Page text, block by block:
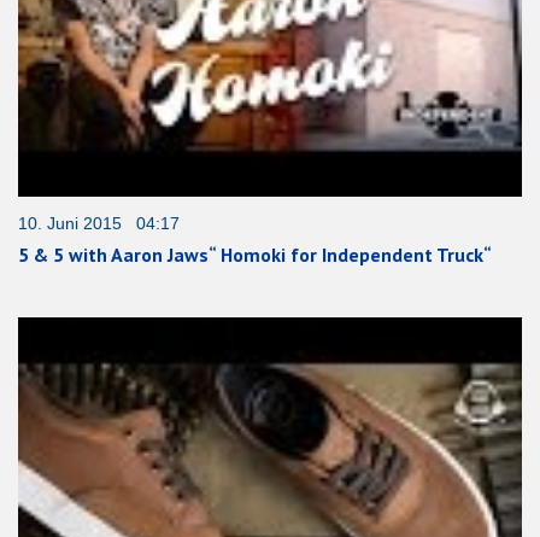
10. Juni 2015 04:17
5 & 5 with Aaron Jaws“ Homoki for Independent Truck“